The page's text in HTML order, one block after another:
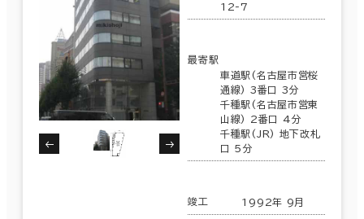
12-7
最寄駅
車道駅(名古屋市営桜
通線) 3番口 3分
千種駅(名古屋市営東
山線) 2番口 4分
千種駅(JR) 地下改札
口 5分
竣工 1992年 9月